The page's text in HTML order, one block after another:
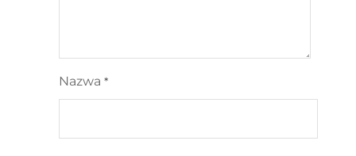
Nazwa *